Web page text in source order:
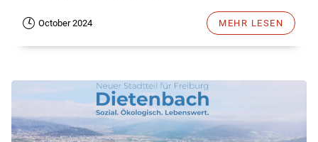
October 2024 MEHR LESEN